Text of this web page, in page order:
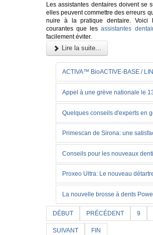
Les assistantes dentaires doivent se
elles peuvent commettre des erreurs
nuire à la pratique dentaire. Voici
courantes que lesassistantes
facilement éviter.
Lire la suite...
ACTIVA™ BioACTIVE-BASE /
Appel à une grève nationale le
Quelques conseils d'experts en
Primescan de Sirona: une
Conseils pour les nouveaux
Proxeo Ultra: Le nouveau
La nouvelle brosse à dents
DÉBUT PRÉCÉDENT 9
SUIVANT FIN